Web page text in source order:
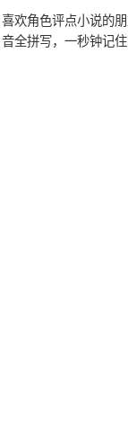
喜欢角色评点小说的
音全拼写，一秒钟记住